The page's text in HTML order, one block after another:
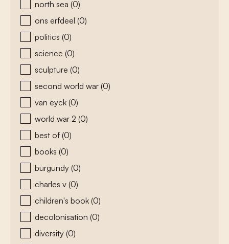
north sea (0)
ons erfdeel (0)
politics (0)
science (0)
sculpture (0)
second world war (0)
van eyck (0)
world war 2 (0)
best of (0)
books (0)
burgundy (0)
charles v (0)
children's book (0)
decolonisation (0)
diversity (0)